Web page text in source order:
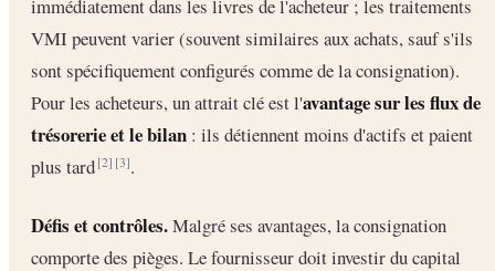
immédiatement dans les livres de l'acheteur ; les traitements
VMI peuvent varier (souvent similaires aux achats, sauf s'ils
sont spécifiquement configurés comme de la consignation).
Pour les acheteurs, un attrait clé est l'avantage sur les flux de
trésorerie et le bilan : ils détiennent moins d'actifs et paient
plus tard[2] [3].
Défis et contrôles.Malgré ses avantages, la consignation
comporte des pièges. Le fournisseur doit investir du capital